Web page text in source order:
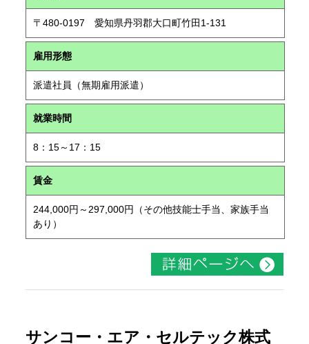
〒480-0197 愛知県丹羽郡大口町竹田1-131
雇用形態
派遣社員（無期雇用派遣）
就業時間
8：15～17：15
賃金
244,000円～297,000円（その他技能士手当、家族手当
あり）
サンコー・エア・セルテック株式